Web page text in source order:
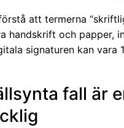
att termerna
handskrift och papper,
signaturen kan vara
fall är